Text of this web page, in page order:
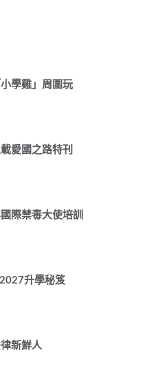
小學雞」周圍玩
愛國之路特刊
際禁毒大使培訓
升學秘笈
律新鮮人